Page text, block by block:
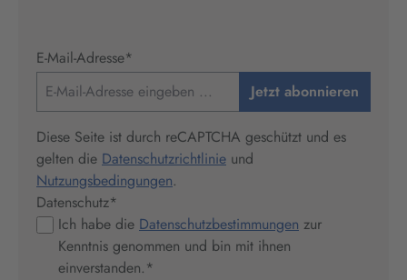
E-Mail-Adresse*
Jetzt abonnieren
Diese Seite ist durch reCAPTCHA geschützt und es
gelten die Datenschutzrichtlinie und
Nutzungsbedingungen.
Datenschutz*
Ich habe die Datenschutzbestimmungen zur
Kenntnis genommen und bin mit ihnen
einverstanden.*